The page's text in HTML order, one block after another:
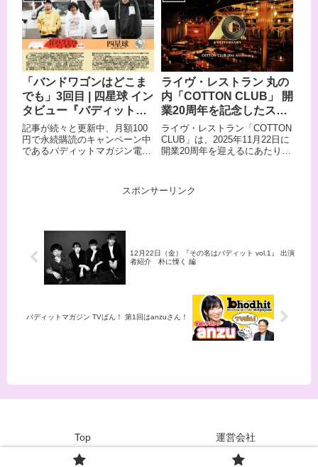
「Positive Grid」の世界を、演
奏・学び・創造・交流を通じて
まるごと体感できる、1日限り
のスペシャルイベントだ。
念したポップアップショップが
全国4か所で開催される。
「バンドワゴンはどこま
でも」3回目 | 四星球 イン
タビュー『バディットマ
ガジン電子ばん！』にて
本日 2025年4月4日（金）
20:30 に公開！
記事が続々と更新中、月額100
円で永続購読のキャンペーン中
であるバディットマガジン電子
2枚組アルバム『音時計』をリ
リース、現在絶賛ツアー中の、
ライヴ・レストラン 丸の
内「COTTON CLUB」 開
業20周年を記念したスペ
シャル企画がスタート
ライヴ・レストラン「COTTON
CLUB」は、2025年11月22日に
開業20周年を迎えるにあたり、
ことを発表した。
スポンサーリンク
12月22日（金）『その名はバディット vol.1』 出演
者紹介 朴に慄く 編
バディットマガジン TVばん！ 第1回はanzuさん！
Top 運営会社
© 2023~2026 bhodhit magazine co. / bhodhit LLC